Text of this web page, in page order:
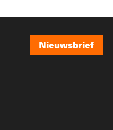
Nieuwsbrief